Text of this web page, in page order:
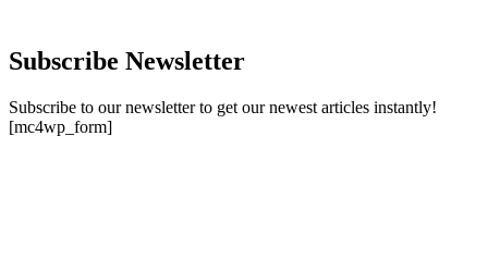
Subscribe Newsletter
Subscribe to our newsletter to get our newest articles instantly!
[mc4wp_form]